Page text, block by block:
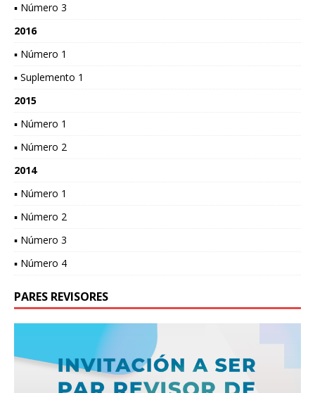
▪ Número 3
2016
▪ Número 1
▪ Suplemento 1
2015
▪ Número 1
▪ Número 2
2014
▪ Número 1
▪ Número 2
▪ Número 3
▪ Número 4
PARES REVISORES